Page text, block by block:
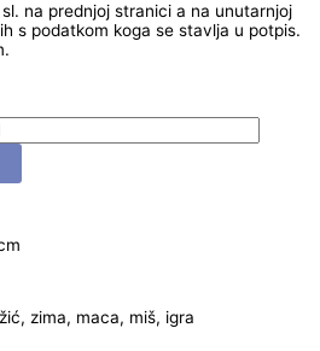
na prednjoj stranici a na unutarnjoj
s podatkom koga se stavlja u potpis.
zima, maca, miš, igra